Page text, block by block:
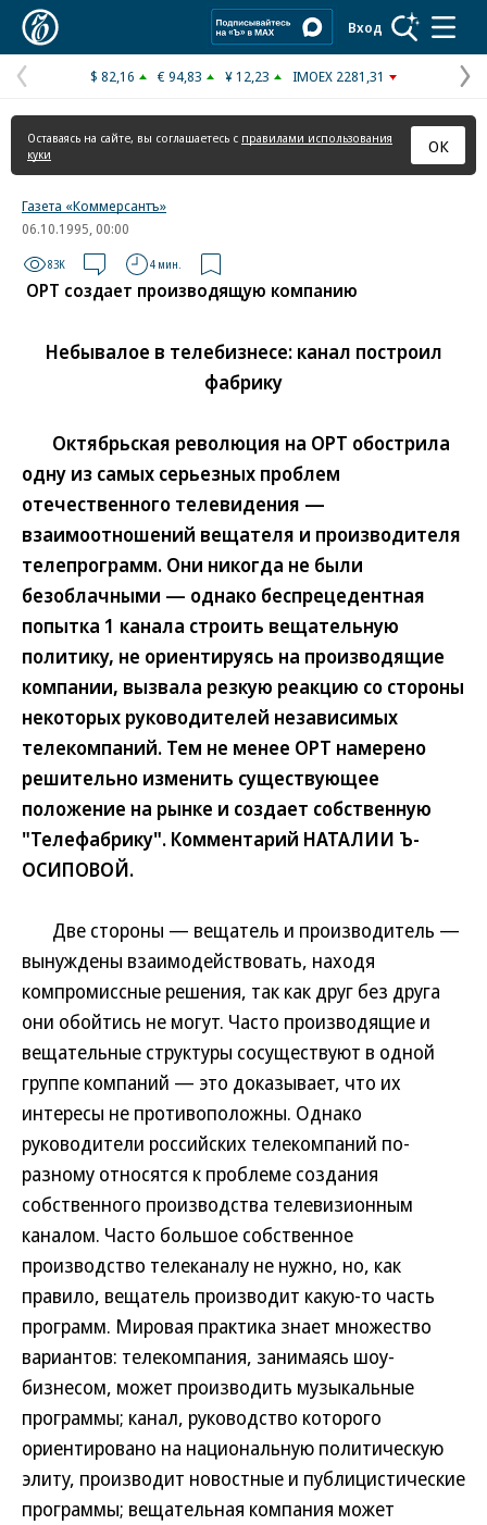
Вход
Предыдущая
страница
$ 82,16 € 94,83 ¥ 12,23 IMOEX 2281,31
Оставаясь на сайте, вы соглашаетесь с правилами использования
куки
ОК
Газета «Коммерсантъ»
06.10.1995, 00:00
83K 4 мин.
ОРТ создает производящую компанию
Небывалое в телебизнесе: канал построил
фабрику
Октябрьская революция на ОРТ обострила
одну из самых серьезных проблем
отечественного телевидения —
взаимоотношений вещателя и производителя
телепрограмм. Они никогда не были
безоблачными — однако беспрецедентная
попытка 1 канала строить вещательную
политику, не ориентируясь на производящие
компании, вызвала резкую реакцию со стороны
некоторых руководителей независимых
телекомпаний. Тем не менее ОРТ намерено
решительно изменить существующее
положение на рынке и создает собственную
"Телефабрику". Комментарий НАТАЛИИ Ъ-
ОСИПОВОЙ.
Две стороны — вещатель и производитель —
вынуждены взаимодействовать, находя
компромиссные решения, так как друг без друга
они обойтись не могут. Часто производящие и
вещательные структуры сосуществуют в одной
группе компаний — это доказывает, что их
интересы не противоположны. Однако
руководители российских телекомпаний по-
разному относятся к проблеме создания
собственного производства телевизионным
каналом. Часто большое собственное
производство телеканалу не нужно, но, как
правило, вещатель производит какую-то часть
программ. Мировая практика знает множество
вариантов: телекомпания, занимаясь шоу-
бизнесом, может производить музыкальные
программы; канал, руководство которого
ориентировано на национальную политическую
элиту, производит новостные и публицистические
программы; вещательная компания может